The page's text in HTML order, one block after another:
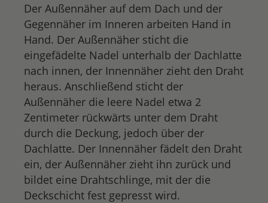
Der Außennäher auf dem Dach und der
Gegennäher im Inneren arbeiten Hand in
Hand. Der Außennäher sticht die
eingefädelte Nadel unterhalb der Dachlatte
nach innen, der Innennäher zieht den Draht
heraus. Anschließend sticht der
Außennäher die leere Nadel etwa 2
Zentimeter rückwärts unter dem Draht
durch die Deckung, jedoch über der
Dachlatte. Der Innennäher fädelt den Draht
ein, der Außennäher zieht ihn zurück und
bildet eine Drahtschlinge, mit der die
Deckschicht fest gepresst wird.